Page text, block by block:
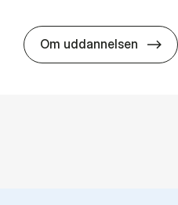
Om uddannelsen